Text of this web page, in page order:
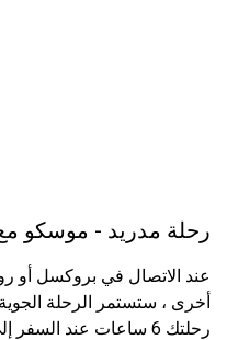
رحلة مدريد - موسكو مع
عند الاتصال في بروكسل أو
رحلتك 6 ساعات عند